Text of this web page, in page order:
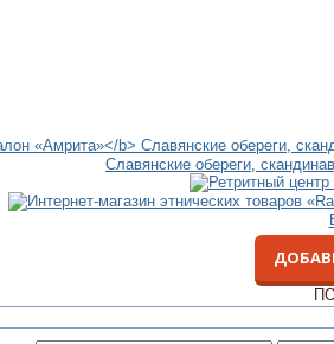
Славянские обереги,